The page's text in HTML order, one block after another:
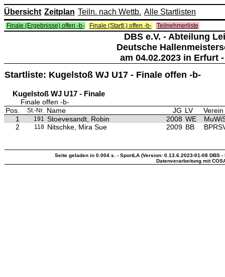
Übersicht Zeitplan Teiln. nach Wettb. Alle Startlisten
Finale (Ergebnisse) offen -b- Finale (Startl.) offen -b- Teilnehmerliste
DBS e.V. - Abteilung
Deutsche
am 04.02.2023 in Erfurt
Startliste: Kugelstoß WJ U17 - Finale offen -b-
Kugelstoß WJ U17 - Finale
Finale offen -b-
Pos.
St.-Nr. Name JG LV
Verein
1
191 Stoevesandt, Robin 2008 WE
2
118 Nitschke, Mira Sue 2009 BB
Seite geladen in 0.004 s. - SportLA (Version: 0.13.6.2023-01-08 DBS
Datenverarbeitung mit